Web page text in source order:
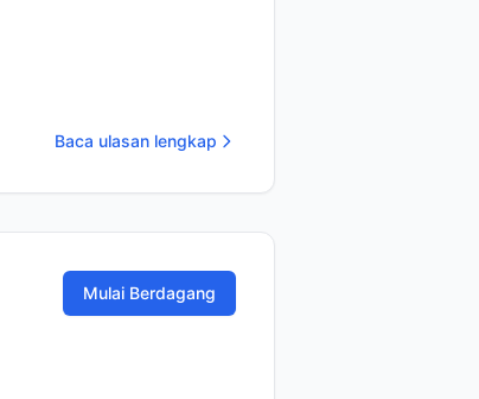
Baca ulasan lengkap
Mulai Berdagang